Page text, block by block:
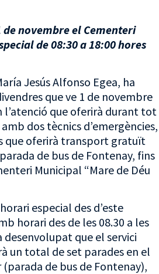
de novembre el Cementeri
de 08:30 a 18:00 hores
Jesús Alfonso Egea, ha
que ve 1 de novembre
l’atenció que oferirà durant tot
dos tècnics d’emergències,
que oferirà transport gratuït
de bus de Fontenay, fins
Municipal “Mare de Déu
especial des d’este
horari des de les 08.30 a les
que el servici
un total de set parades en el
de bus de Fontenay),